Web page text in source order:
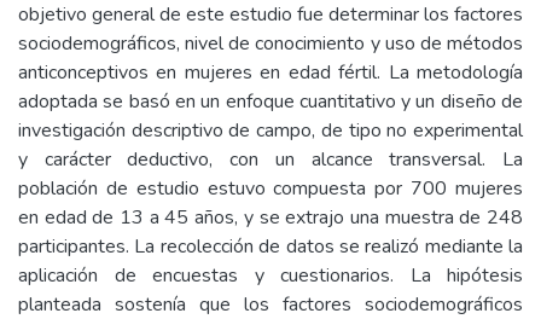
objetivo general de este estudio fue determinar los factores
sociodemográficos, nivel de conocimiento y uso de métodos
anticonceptivos en mujeres en edad fértil. La metodología
adoptada se basó en un enfoque cuantitativo y un diseño de
investigación descriptivo de campo, de tipo no experimental
y carácter deductivo, con un alcance transversal. La
población de estudio estuvo compuesta por 700 mujeres
en edad de 13 a 45 años, y se extrajo una muestra de 248
participantes. La recolección de datos se realizó mediante la
aplicación de encuestas y cuestionarios. La hipótesis
planteada sostenía que los factores sociodemográficos